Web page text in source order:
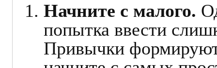
Начните с малого.
попытка ввести
Привычки